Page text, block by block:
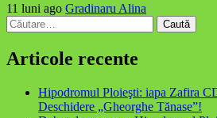
11 luni ago Gradinaru Alina
Caută
după:
Articole recente
Hipodromul Ploieşti: iapa Zafira
Deschidere „Gheorghe Tănase”!